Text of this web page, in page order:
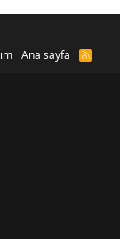
Ana sayfa
R